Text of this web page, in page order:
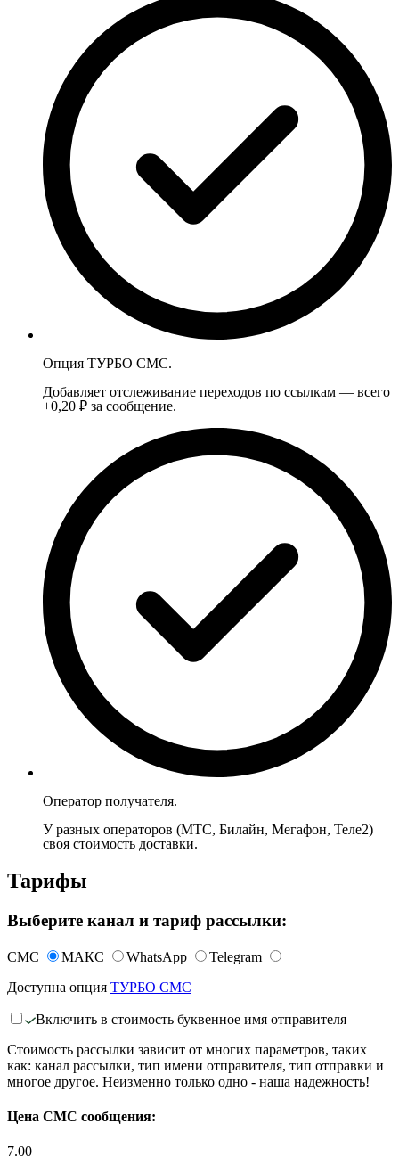
Опция ТУРБО СМС.
Добавляет отслеживание переходов по ссылкам — всего
+0,20 ₽ за сообщение.
Оператор получателя.
У разных операторов (МТС, Билайн, Мегафон, Теле2)
своя стоимость доставки.
Тарифы
Выберите канал и тариф рассылки:
СМС МАКС WhatsApp
Telegram
Доступна опция ТУРБО СМС
Включить в стоимость буквенное имя отправителя
Стоимость рассылки зависит от многих параметров, таких
как: канал рассылки, тип имени отправителя, тип отправки и
многое другое. Неизменно только одно - наша надежность!
Цена СМС сообщения:
7.00